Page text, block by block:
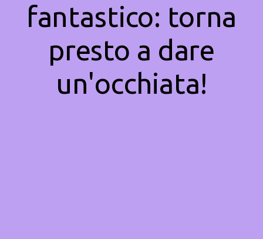
fantastico: torna
presto a dare
un'occhiata!